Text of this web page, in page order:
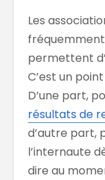
Les
permettent
C’est un
D’une part,
résultats de
d’autre part,
l’internaute
dire au